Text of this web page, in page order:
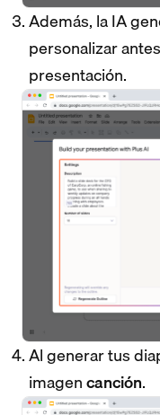
Además, la IA
personalizar
presentación.
Al generar tus
imagencanción.